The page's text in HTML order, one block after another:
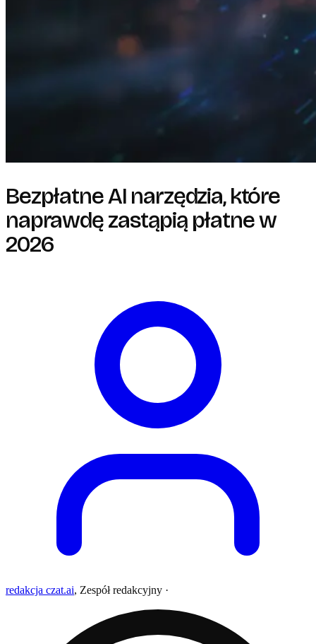
Bezpłatne AI narzędzia, które
naprawdę zastąpią płatne w
2026
redakcja czat.ai, Zespół redakcyjny ·